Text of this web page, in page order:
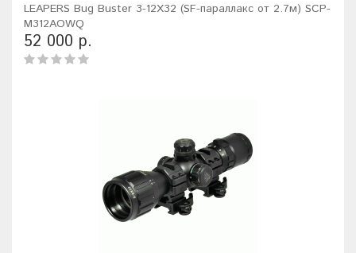
LEAPERS Bug Buster 3-12X32 (SF-параллакс от 2.7м) SCP-
M312AOWQ
52 000 р.